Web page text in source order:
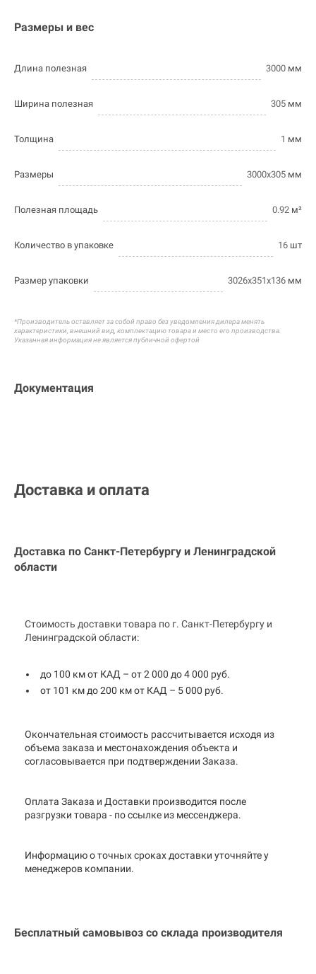
Размеры и вес
Длина полезная 3000 мм
Ширина полезная 305 мм
Толщина 1 мм
Размеры 3000х305 мм
Полезная площадь 0.92 м²
Количество в упаковке 16 шт
Размер упаковки 3026х351х136 мм
*Производитель оставляет за собой право без уведомления дилера менять
характеристики, внешний вид, комплектацию товара и место его производства.
Указанная информация не является публичной офертой
Документация
Доставка и оплата
Доставка по Санкт-Петербургу и Ленинградской
области
Стоимость доставки товара по г. Санкт-Петербургу и
Ленинградской области:
до 100 км от КАД – от 2 000 до 4 000 руб.
от 101 км до 200 км от КАД – 5 000 руб.
Окончательная стоимость рассчитывается исходя из
объема заказа и местонахождения объекта и
согласовывается при подтверждении Заказа.
Оплата Заказа и Доставки производится после
разгрузки товара - по ссылке из мессенджера.
Информацию о точных сроках доставки уточняйте у
менеджеров компании.
Бесплатный самовывоз со склада производителя